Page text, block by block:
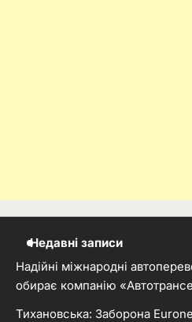
Недавні записи
Надійні міжнародні
обирає компанію
Тихановська: Заборона